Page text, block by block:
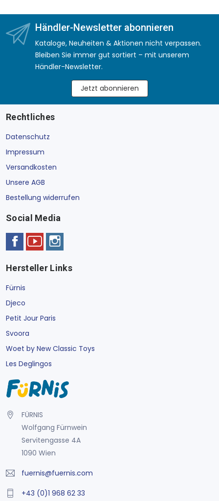
Händler-Newsletter abonnieren
Kataloge, Neuheiten & Aktionen nicht verpassen.
Bleiben Sie immer gut sortiert – mit unserem
Händler-Newsletter.
Jetzt abonnieren
Rechtliches
Datenschutz
Impressum
Versandkosten
Unsere AGB
Bestellung widerrufen
Social Media
Hersteller Links
Fürnis
Djeco
Petit Jour Paris
Svoora
Woet by New Classic Toys
Les Deglingos
FÜRNIS
Wolfgang Fürnwein
Servitengasse 4A
1090 Wien
fuernis@fuernis.com
+43 (0)1 968 62 33